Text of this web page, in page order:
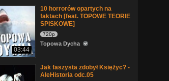
03:44
10 horrorów opartych na
faktach [feat. TOPOWE TEORIE
SPISKOWE]
720p
Topowa Dycha
Jak faszysta zdobył Księżyc? -
AleHistoria odc.05